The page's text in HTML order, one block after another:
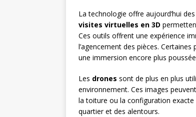
La technologie offre aujourd’hui
visites virtuelles en 3D
Ces outils offrent une expérience
l’agencement des pièces.
une immersion encore plus
Les drones sont de plus en plus
environnement. Ces images
la toiture ou la configuration exacte
quartier et des alentours.